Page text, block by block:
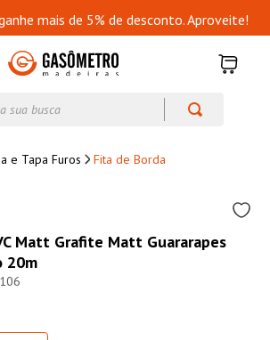
mais de 5% de desconto. Aproveite!
e Tapa Furos Fita de Borda
Matt Grafite Matt Guararapes
20m